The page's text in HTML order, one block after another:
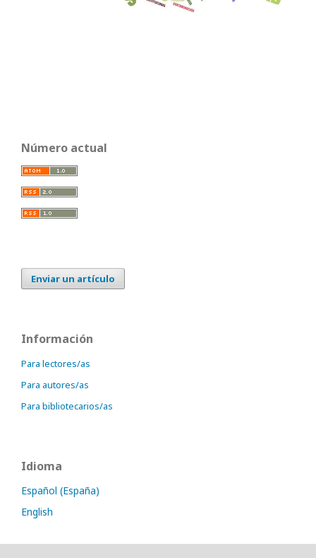
Número actual
Enviar un artículo
Información
Para lectores/as
Para autores/as
Para bibliotecarios/as
Idioma
Español (España)
English